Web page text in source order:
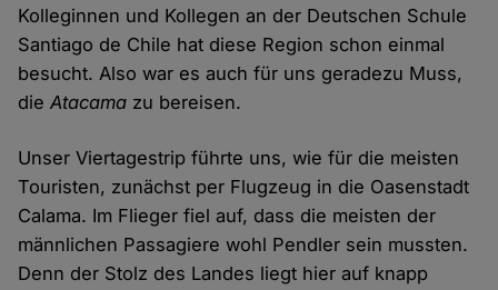
Kolleginnen und Kollegen an der Deutschen Schule
Santiago de Chile hat diese Region schon einmal
besucht. Also war es auch für uns geradezu Muss,
dieAtacama zu bereisen.
Unser Viertagestrip führte uns, wie für die meisten
Touristen, zunächst per Flugzeug in die Oasenstadt
Calama. Im Flieger fiel auf, dass die meisten der
männlichen Passagiere wohl Pendler sein mussten.
Denn der Stolz des Landes liegt hier auf knapp